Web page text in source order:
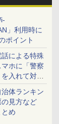
」利用時に
ポイント
による特殊
ホに「警察
入れて対策
体ランキン
見方など
とめ